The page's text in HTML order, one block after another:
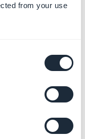
from your use